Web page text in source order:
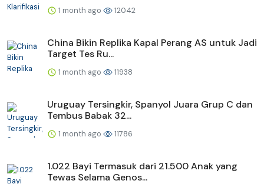
1 month ago 12042
China Bikin Replika Kapal Perang AS untuk Jadi
Target Tes Ru...
1 month ago 11938
Uruguay Tersingkir, Spanyol Juara Grup C dan
Tembus Babak 32...
1 month ago 11786
1.022 Bayi Termasuk dari 21.500 Anak yang
Tewas Selama Genos...